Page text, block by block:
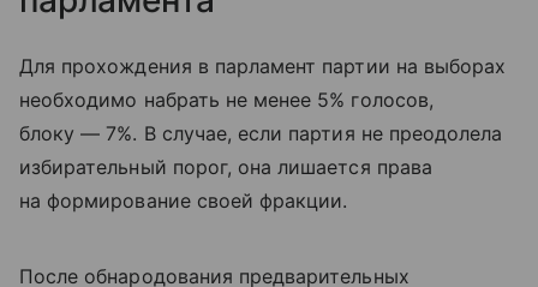
Для прохождения в парламент партии на выборах
необходимо набрать не менее 5% голосов,
блоку — 7%. В случае, если партия не преодолела
избирательный порог, она лишается права
на формирование своей фракции.
После обнародования предварительных